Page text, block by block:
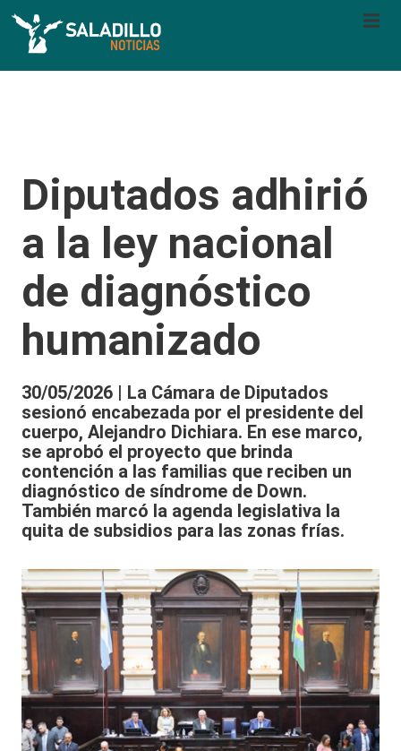
Diputados adhirió
a la ley nacional
de diagnóstico
humanizado
30/05/2026 | La Cámara de Diputados
sesionó encabezada por el presidente del
cuerpo, Alejandro Dichiara. En ese marco,
se aprobó el proyecto que brinda
contención a las familias que reciben un
diagnóstico de síndrome de Down.
También marcó la agenda legislativa la
quita de subsidios para las zonas frías.